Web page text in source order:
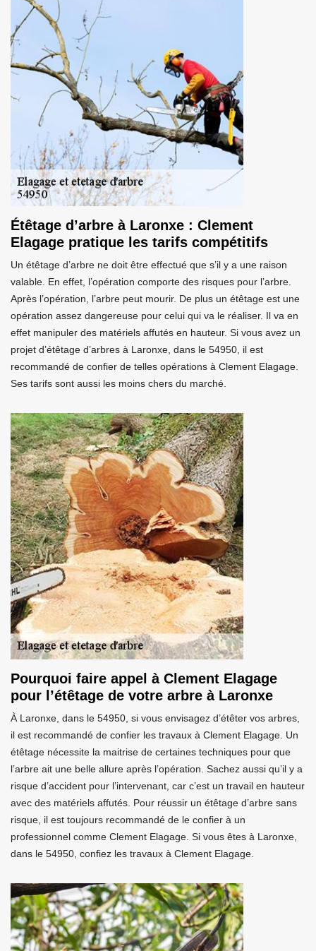
Étêtage d’arbre à Laronxe : Clement
Elagage pratique les tarifs compétitifs
Un étêtage d’arbre ne doit être effectué que s’il y a une raison
valable. En effet, l’opération comporte des risques pour l’arbre.
Après l’opération, l’arbre peut mourir. De plus un étêtage est une
opération assez dangereuse pour celui qui va le réaliser. Il va en
effet manipuler des matériels affutés en hauteur. Si vous avez un
projet d’étêtage d’arbres à Laronxe, dans le 54950, il est
recommandé de confier de telles opérations à Clement Elagage.
Ses tarifs sont aussi les moins chers du marché.
Pourquoi faire appel à Clement Elagage
pour l’étêtage de votre arbre à Laronxe
À Laronxe, dans le 54950, si vous envisagez d’étêter vos arbres,
il est recommandé de confier les travaux à Clement Elagage. Un
étêtage nécessite la maitrise de certaines techniques pour que
l’arbre ait une belle allure après l’opération. Sachez aussi qu’il y a
risque d’accident pour l’intervenant, car c’est un travail en hauteur
avec des matériels affutés. Pour réussir un étêtage d’arbre sans
risque, il est toujours recommandé de le confier à un
professionnel comme Clement Elagage. Si vous êtes à Laronxe,
dans le 54950, confiez les travaux à Clement Elagage.